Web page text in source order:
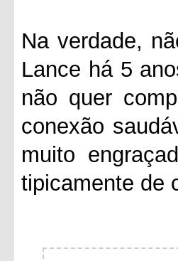
Na verdade,
Lance há 5
não quer
conexão
muito
tipicamente de